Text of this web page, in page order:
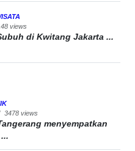
views
di Kwitang Jakarta ...
3478 views
menyempatkan